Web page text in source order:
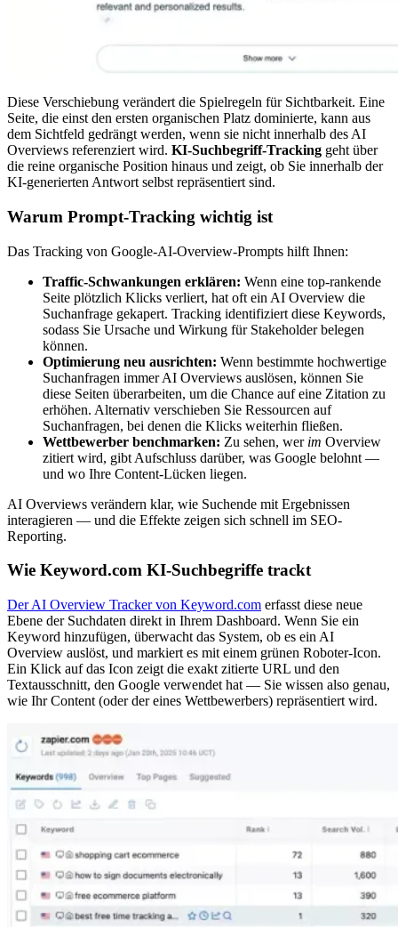
Diese Verschiebung verändert die Spielregeln für Sichtbarkeit. Eine
Seite, die einst den ersten organischen Platz dominierte, kann aus
dem Sichtfeld gedrängt werden, wenn sie nicht innerhalb des AI
Overviews referenziert wird. KI-Suchbegriff-Tracking geht über
die reine organische Position hinaus und zeigt, ob Sie innerhalb der
KI-generierten Antwort selbst repräsentiert sind.
Warum Prompt-Tracking wichtig ist
Das Tracking von Google-AI-Overview-Prompts hilft Ihnen:
Traffic-Schwankungen erklären: Wenn eine top-rankende
Seite plötzlich Klicks verliert, hat oft ein AI Overview die
Suchanfrage gekapert. Tracking identifiziert diese Keywords,
sodass Sie Ursache und Wirkung für Stakeholder belegen
können.
Optimierung neu ausrichten: Wenn bestimmte hochwertige
Suchanfragen immer AI Overviews auslösen, können Sie
diese Seiten überarbeiten, um die Chance auf eine Zitation zu
erhöhen. Alternativ verschieben Sie Ressourcen auf
Suchanfragen, bei denen die Klicks weiterhin fließen.
Wettbewerber benchmarken: Zu sehen, wer im Overview
zitiert wird, gibt Aufschluss darüber, was Google belohnt —
und wo Ihre Content-Lücken liegen.
AI Overviews verändern klar, wie Suchende mit Ergebnissen
interagieren — und die Effekte zeigen sich schnell im SEO-
Reporting.
Wie Keyword.com KI-Suchbegriffe trackt
Der AI Overview Tracker von Keyword.com erfasst diese neue
Ebene der Suchdaten direkt in Ihrem Dashboard. Wenn Sie ein
Keyword hinzufügen, überwacht das System, ob es ein AI
Overview auslöst, und markiert es mit einem grünen Roboter-Icon.
Ein Klick auf das Icon zeigt die exakt zitierte URL und den
Textausschnitt, den Google verwendet hat — Sie wissen also genau,
wie Ihr Content (oder der eines Wettbewerbers) repräsentiert wird.